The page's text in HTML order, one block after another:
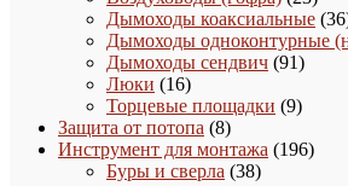
Дымоходы коаксиальные 36
Дымоходы одноконтурные
Дымоходы сендвич 9191
Люки 1616
товаров
Торцевые площадки 99
Защита от потопа 88
товаров
Инструмент для монтажа 196196
Буры и сверла 3838